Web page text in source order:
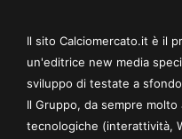
Il sito Calciomercato.it è il
un'editrice new media
sviluppo di testate a
Il Gruppo, da sempre
tecnologiche (interattività,